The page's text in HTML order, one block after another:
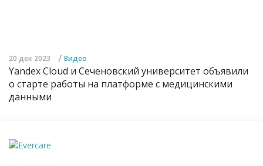
20 дек 2023 / Видео
Yandex Cloud и Сеченовский университет объявили
о старте работы на платформе с медицинскими
данными